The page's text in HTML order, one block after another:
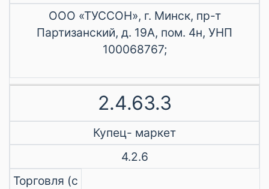
ООО «ТУССОН», г. Минск, пр-т
Партизанский, д. 19А, пом. 4н, УНП
100068767;
2.4.63.3
Купец- маркет
4.2.6
Торговля (с